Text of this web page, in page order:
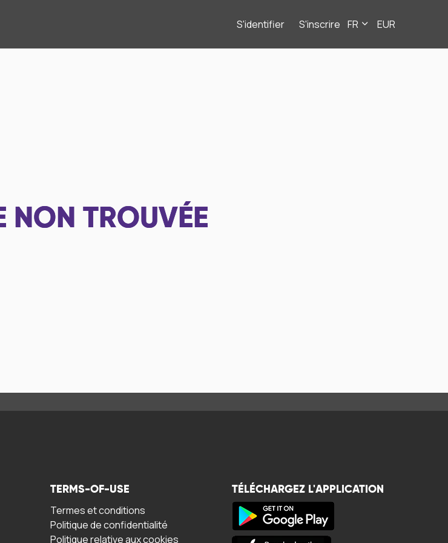
S'identifier S'inscrire FR EUR
NON TROUVÉE
TERMS-OF-USE
Termes et conditions
Politique de confidentialité
Politique relative aux cookies
TÉLÉCHARGEZ L'APPLICATION